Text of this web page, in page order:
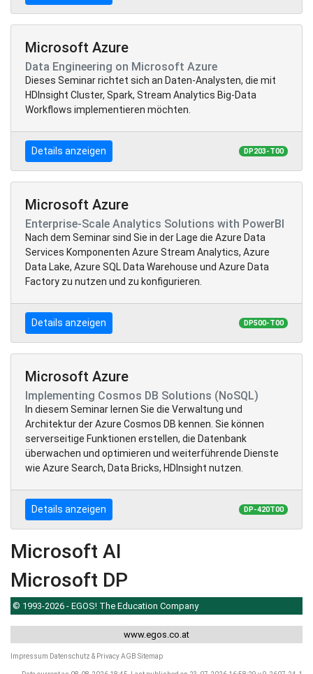
Microsoft Azure
Data Engineering on Microsoft Azure
Dieses Seminar richtet sich an Daten-Analysten, die mit
HDInsight Cluster, Spark, Stream Analytics Big-Data
Workflows implementieren möchten.
Details anzeigen DP203-T00
Microsoft Azure
Enterprise-Scale Analytics Solutions with PowerBI
Nach dem Seminar sind Sie in der Lage die Azure Data
Services Komponenten Azure Stream Analytics, Azure
Data Lake, Azure SQL Data Warehouse und Azure Data
Factory zu nutzen und zu konfigurieren.
Details anzeigen DP500-T00
Microsoft Azure
Implementing Cosmos DB Solutions (NoSQL)
In diesem Seminar lernen Sie die Verwaltung und
Architektur der Azure Cosmos DB kennen. Sie können
serverseitige Funktionen erstellen, die Datenbank
überwachen und optimieren und weiterführende Dienste
wie Azure Search, Data Bricks, HDInsight nutzen.
Details anzeigen DP-420T00
Microsoft AI
Microsoft DP
© 1993-2026 - EGOS! The Education Company
www.egos.co.at
Impressum Datenschutz & PrivacyAGB Sitemap